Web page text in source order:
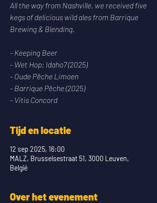
All the way from Nashville, we received five
kegs of delicious wild ales from Barrique
Brewing & Blending.
- Keeping Beer
- Wet Hop: Idaho7 (2025)
- Oude Pêche Limoen
- Barrique Pêche (2025)
- Vitis Concord
Tijd en locatie
12 sep 2025, 16:00
MALZ, Brusselsestraat 51, 3000 Leuven,
België
Over het evenement